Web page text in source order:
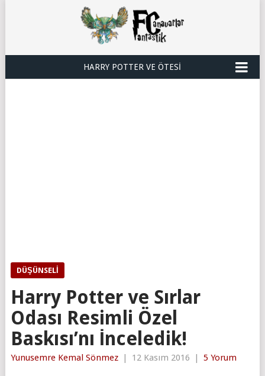
HARRY POTTER VE ÖTESI
DÜŞÜNSELI
Harry Potter ve Sırlar
Odası Resimli Özel
Baskısı’nı İnceledik!
Yunusemre Kemal Sönmez | 12 Kasım 2016 | 5 Yorum